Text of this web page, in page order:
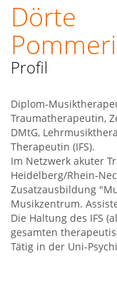
Dörte
Profil
Diplom-
Traumatherapeutin,
DMtG,
Therapeutin (IFS).
Im Netzwerk akuter
Heidelberg/Rhein-
Zusatzausbildung
Musikzentrum.
Die Haltung des IFS
gesamten
Tätig in der Uni-